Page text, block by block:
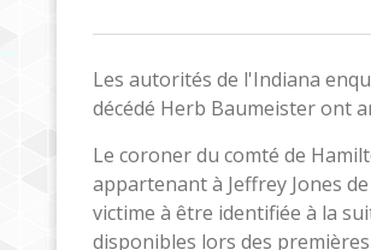
Les autorités de l'Indiana
décédé Herb Baumeister ont
Le coroner du comté de
appartenant à Jeffrey Jones
victime à être identifiée à la
disponibles lors des